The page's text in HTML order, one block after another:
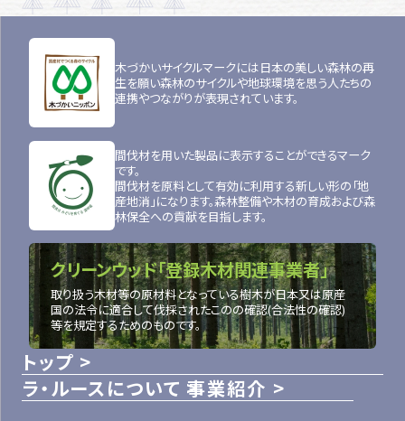
トップ
ラ・ルースについて 事業紹介
木づかいサイクルマークには日本の美しい森林の再
生を願い森林のサイクルや地球環境を思う人たちの
連携やつながりが表現されています。
間伐材を用いた製品に表示することができるマーク
です。
間伐材を原料として有効に利用する新しい形の「地
産地消」になります。森林整備や木材の育成および森
林保全への貢献を目指します。
クリーンウッド「登録木材関連事業者」
取り扱う木材等の原材料となっている樹木が日本又は原産
国の法令に適合して伐採されたこのの確認(合法性の確認)
等を規定するためのものです。